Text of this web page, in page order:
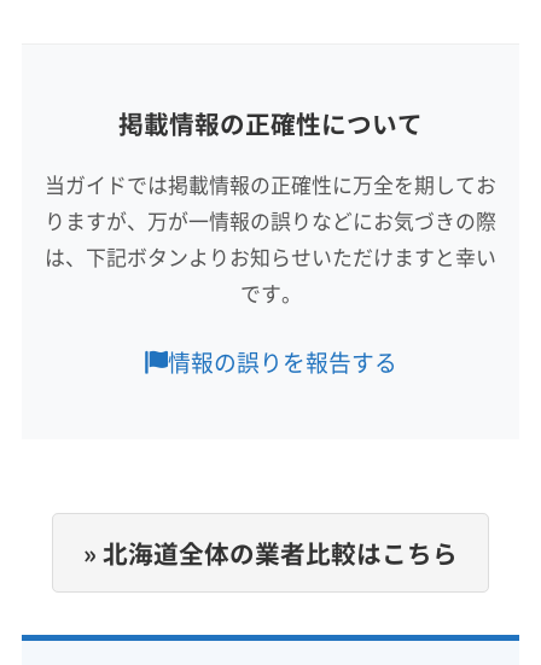
北海道苫小牧市浜町2丁目6-9
対応地域
室蘭市 恵庭市 江別市 札幌市厚別区
札幌市手稲区
札幌市清田区
札幌市西区 札幌市中央区
札幌市東区
札幌市白石区 札幌市豊平区
浦河郡浦河町
新冠郡新冠町
日高郡新ひだか町
日・祝
電話番号
0144-84-8881
掲載情報の正確性について
当ガイドでは掲載情報の正確性に万全を期してお
りますが、万が一情報の誤りなどにお気づきの際
は、下記ボタンよりお知らせいただけますと幸い
です。
情報の誤りを報告する
» 北海道全体の業者比較はこちら